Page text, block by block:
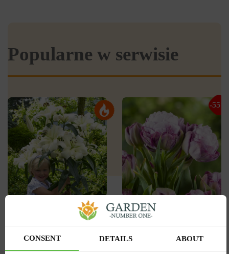
Popularne w serwisie
Lilia OT Hybryda Pretty
Wysyłamy od 5 września
-55%
Tulipan
Pełny+Wielokwiatowy
Peggy Wonder
CONSENT DETAILS ABOUT